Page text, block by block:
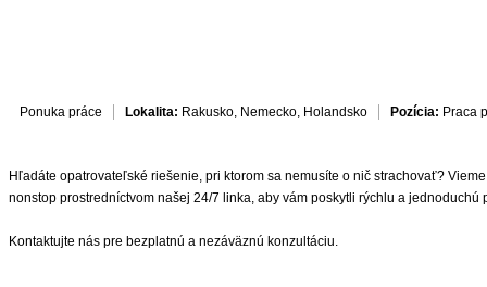
Ponuka práce Lokalita: Rakusko, Nemecko, Holandsko Pozícia: Praca
Hľadáte opatrovateľské riešenie, pri ktorom sa nemusíte o nič strachovať?
nonstop prostredníctvom našej 24/7 linka, aby vám poskytli rýchlu a jednoduchú
Kontaktujte nás pre bezplatnú a nezáväznú konzultáciu.